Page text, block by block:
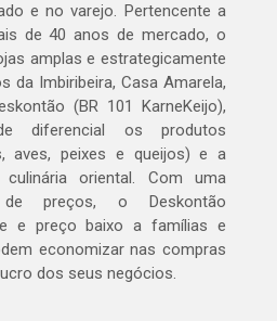
e no varejo. Pertencente a
de 40 anos de mercado, o
amplas e estrategicamente
da Imbiribeira, Casa Amarela,
(BR 101 KarneKeijo),
diferencial os produtos
aves, peixes e queijos) e a
oriental. Com uma
de preços, o Deskontão
e preço baixo a famílias e
economizar nas compras
dos seus negócios.